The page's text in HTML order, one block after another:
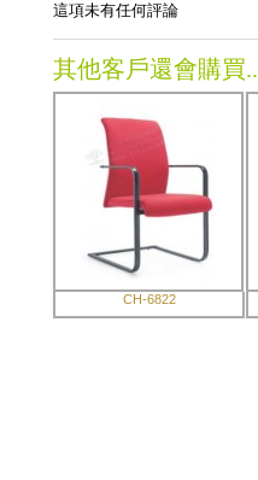
這項未有任何評論
其他客戶還會購買..
CH-6822